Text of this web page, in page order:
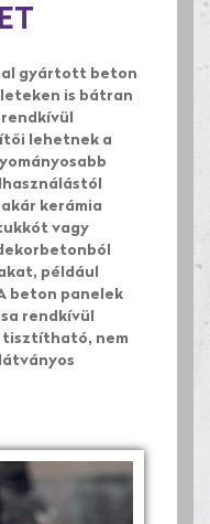
gyártott beton
is bátran
lehetnek a
kerámia
vagy
például
beton panelek
rendkívül
tisztítható, nem